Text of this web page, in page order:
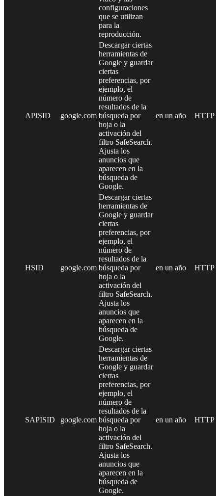
configuraciones
que se utilizan
para la
reproducción.
APISID google.com
Descargar ciertas
herramientas de
Google y guardar
ciertas
preferencias, por
ejemplo, el
número de
resultados de la
búsqueda por
hoja o la
activación del
filtro SafeSearch.
Ajusta los
anuncios que
aparecen en la
búsqueda de
Google.
en un año HTTP
HSID google.com
Descargar ciertas
herramientas de
Google y guardar
ciertas
preferencias, por
ejemplo, el
número de
resultados de la
búsqueda por
hoja o la
activación del
filtro SafeSearch.
Ajusta los
anuncios que
aparecen en la
búsqueda de
Google.
en un año HTTP
SAPISID google.com
Descargar ciertas
herramientas de
Google y guardar
ciertas
preferencias, por
ejemplo, el
número de
resultados de la
búsqueda por
hoja o la
activación del
filtro SafeSearch.
Ajusta los
anuncios que
aparecen en la
búsqueda de
Google.
en un año HTTP